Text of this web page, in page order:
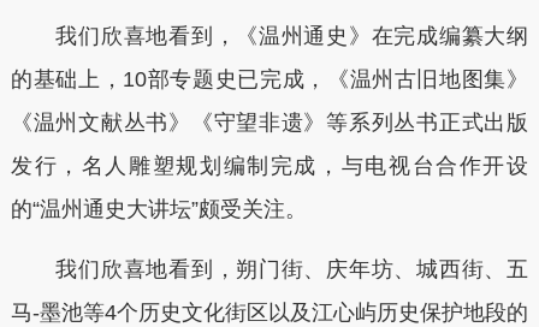
我们欣喜地看到，《温州通史》在完成编纂大纲
的基础上，10部专题史已完成，《温州古旧地图集》
《温州文献丛书》《守望非遗》等系列丛书正式出版
发行，名人雕塑规划编制完成，与电视台合作开设
的“温州通史大讲坛”颇受关注。
我们欣喜地看到，朔门街、庆年坊、城西街、五
马-墨池等4个历史文化街区以及江心屿历史保护地段的